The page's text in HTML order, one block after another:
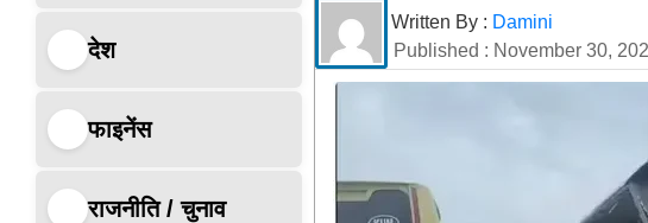
देश
फाइनेंस
राजनीति / चुनाव
Written By : Damini
Published : November 30,